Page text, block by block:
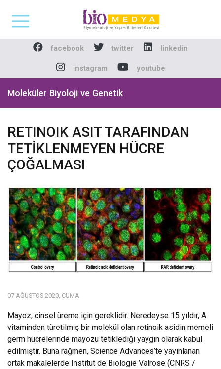
Biomedya -
facebook twitter linkedin
instagram youtube
Moleküler Biyoloji ve Genetik
RETINOIK ASIT TARAFINDAN
TETİKLENMEYEN HÜCRE
ÇOĞALMASI
07 AĞUSTOS 2020, CUMA
Mayoz, cinsel üreme için gereklidir. Neredeyse 15 yıldır, A
vitaminden türetilmiş bir molekül olan retinoik asidin memeli
germ hücrelerinde mayozu tetiklediği yaygın olarak kabul
edilmiştir. Buna rağmen, Science Advances’te yayınlanan
ortak makalelerde Institut de Biologie Valrose (CNRS /